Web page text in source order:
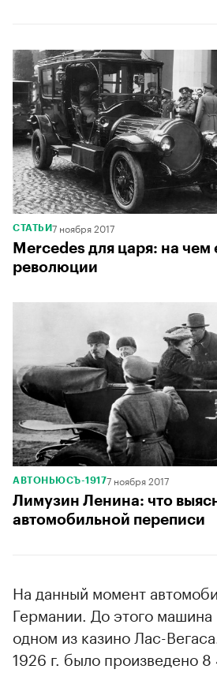
СТАТЬИ7 ноября 2017
Mercedes для царя: на чем
революции
АВТОНЬЮСЪ-19177 ноября 2017
Лимузин Ленина: что
автомобильной переписи
На данный момент
Германии. До этого машина
одном из казино Лас-
1926 г. было произведено 8